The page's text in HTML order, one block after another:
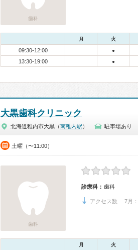
歯科
月 火
09:30-12:00 ●
13:30-19:00
●
大黒歯科クリニック
北海道稚内市大黒（南稚内駅 ） 駐車場あり
土曜（〜11:00）
歯科
診療科： 歯科
アクセス数 7月：
月 火